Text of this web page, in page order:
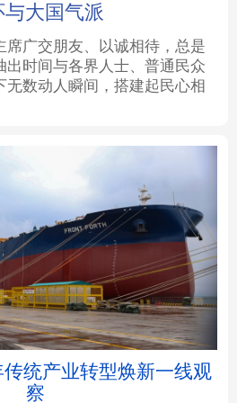
能源
时尚 悦读
河北 山西
上海 江苏
福建 江西
大国气派
席广交朋友、以诚相待，总是
出时间与各界人士、普通民众
无数动人瞬间，搭建起民心相
传统产业转型焕新一线观
察